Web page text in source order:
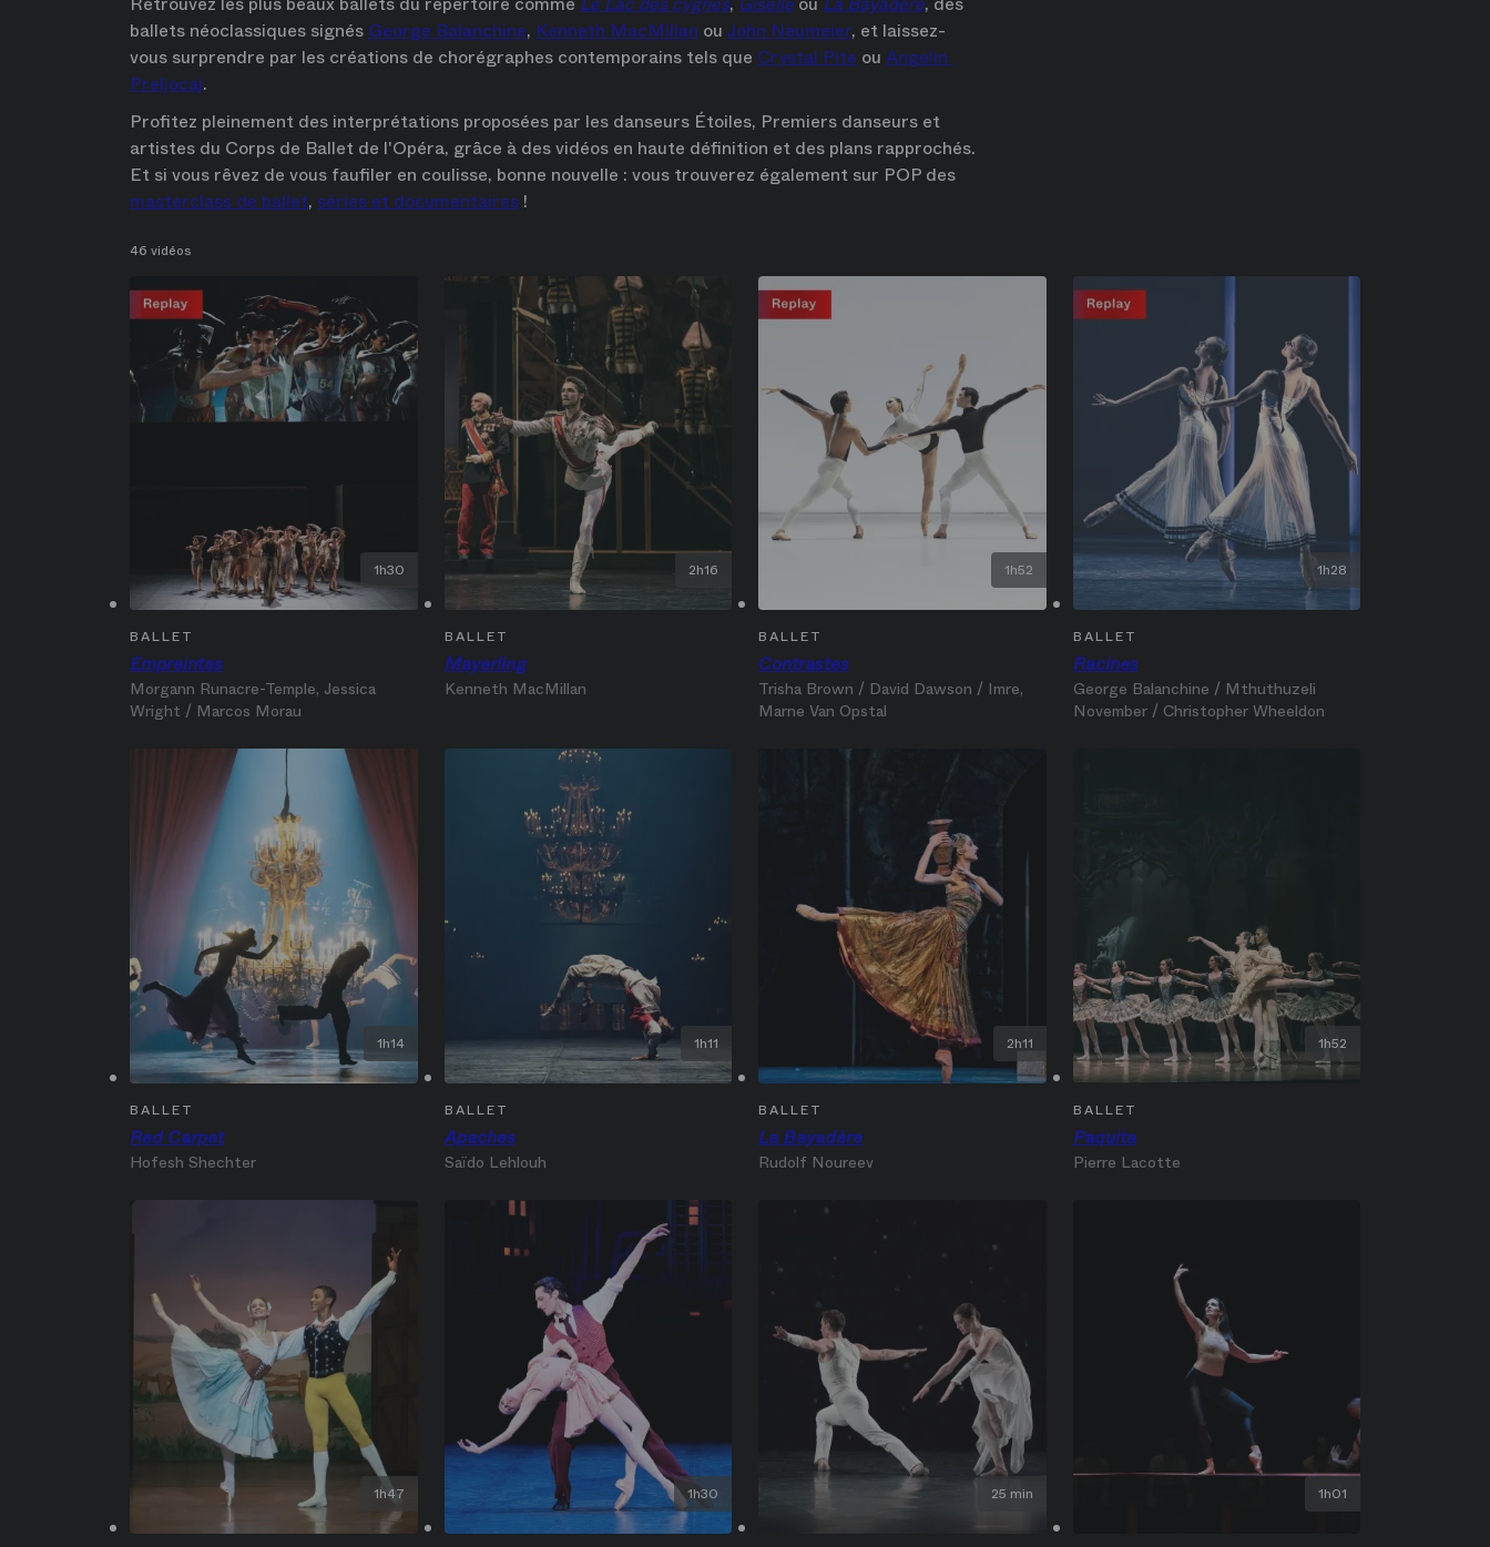
ballets néoclassiques signés George Balanchine, Kenneth MacMillan ou John Neumeier, et laissez-
vous surprendre par les créations de chorégraphes contemporains tels que Crystal Pite ou Angelin
Preljocaj.
Profitez pleinement des interprétations proposées par les danseurs Étoiles, Premiers danseurs et
artistes du Corps de Ballet de l'Opéra, grâce à des vidéos en haute définition et des plans rapprochés.
masterclass de ballet, séries et documentaires !
46 vidéos
Empreintes
BALLET
Morgann Runacre-Temple, Jessica‎
Wright / Marcos Morau
1h30
Mayerling
BALLET
Kenneth MacMillan
2h16
Contrastes
BALLET
Trisha Brown / David Dawson / Imre,
Marne Van Opstal
1h52
Racines
BALLET
George Balanchine / Mthuthuzeli‎
November / Christopher‎ Wheeldon
1h28
Red Carpet
BALLET
Hofesh Shechter
1h14
Apaches
BALLET
Saïdo Lehlouh
1h11
La Bayadère
BALLET
Rudolf Noureev
2h11
Paquita
BALLET
Pierre Lacotte
1h52
1h47 1h30 25 min 1h01